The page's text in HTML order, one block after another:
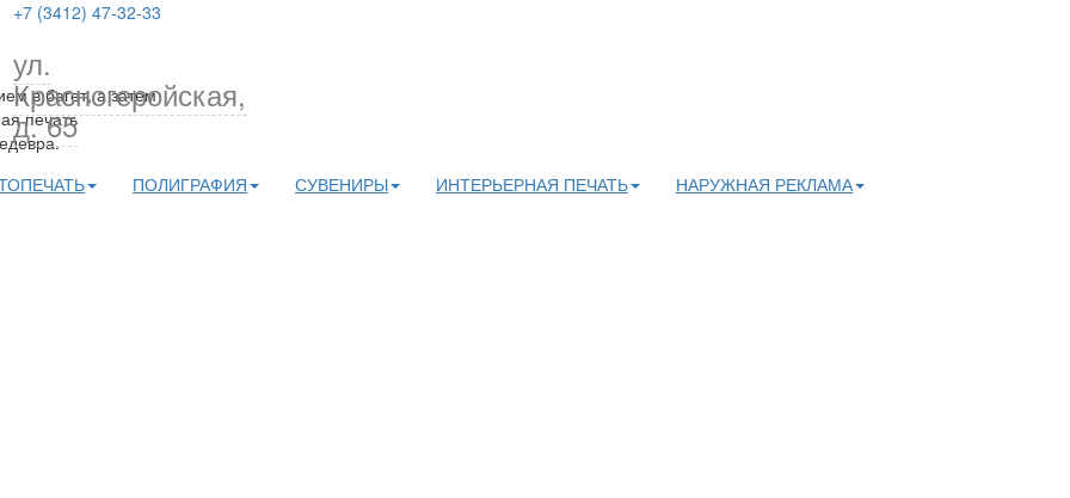
+7 (3412) 47-32-33
ул.
Красногеройская,
д. 65
ПОЛИГРАФИЯ СУВЕНИРЫ ИНТЕРЬЕРНАЯ ПЕЧАТЬ НАРУЖНАЯ РЕКЛАМА
в багет, а затем
печать